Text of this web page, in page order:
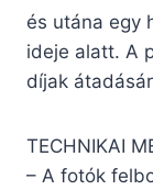
és utána egy
ideje alatt. A
díjak
TECHNIKAI
– A fotók